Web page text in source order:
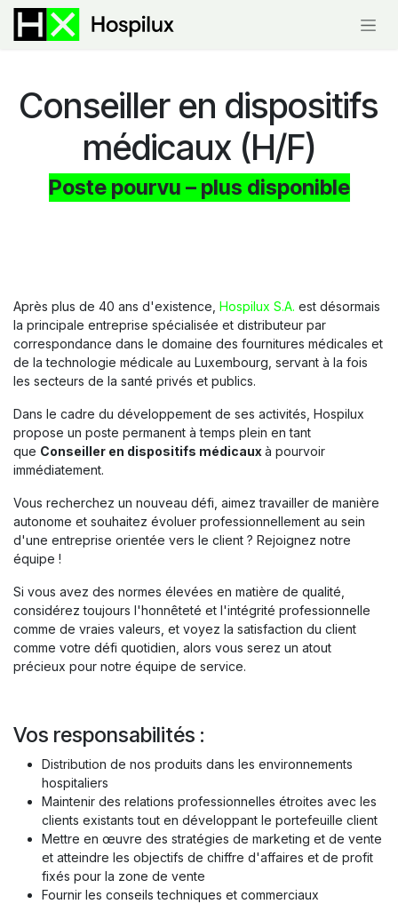
Se rendre au contenu
Conseiller en dispositifs
médicaux (H/F)
Poste pourvu – plus disponible
Après plus de 40 ans d'existence, Hospilux S.A. est désormais
la principale entreprise spécialisée et distributeur par
correspondance dans le domaine des fournitures médicales et
de la technologie médicale au Luxembourg, servant à la fois
les secteurs de la santé privés et publics.
Dans le cadre du développement de ses activités, Hospilux
propose un poste permanent à temps plein en tant
que Conseiller en dispositifs médicaux à pourvoir
immédiatement.
Vous recherchez un nouveau défi, aimez travailler de manière
autonome et souhaitez évoluer professionnellement au sein
d'une entreprise orientée vers le client ? Rejoignez notre
équipe !
Si vous avez des normes élevées en matière de qualité,
considérez toujours l'honnêteté et l'intégrité professionnelle
comme de vraies valeurs, et voyez la satisfaction du client
comme votre défi quotidien, alors vous serez un atout
précieux pour notre équipe de service.
Vos responsabilités :
Distribution de nos produits dans les environnements
hospitaliers
Maintenir des relations professionnelles étroites avec les
clients existants tout en développant le portefeuille client
Mettre en œuvre des stratégies de marketing et de vente
et atteindre les objectifs de chiffre d'affaires et de profit
fixés pour la zone de vente
Fournir les conseils techniques et commerciaux